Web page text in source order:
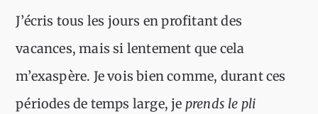
J’écris tous les jours en profitant des
vacances, mais si lentement que cela
m’exaspère. Je vois bien comme, durant ces
périodes de temps large, je prends le pli